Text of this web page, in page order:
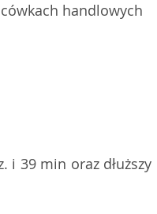
handlowych
i 39 min oraz dłuższy